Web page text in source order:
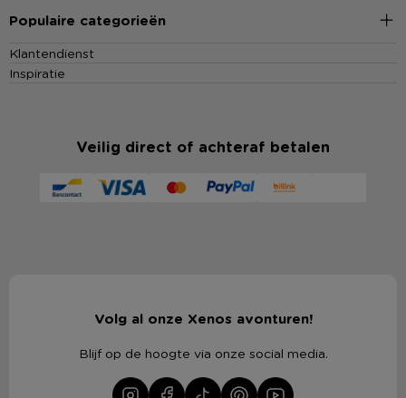
Populaire categorieën
Klantendienst
Inspiratie
Veilig direct of achteraf betalen
Volg al onze Xenos avonturen!
Blijf op de hoogte via onze social media.